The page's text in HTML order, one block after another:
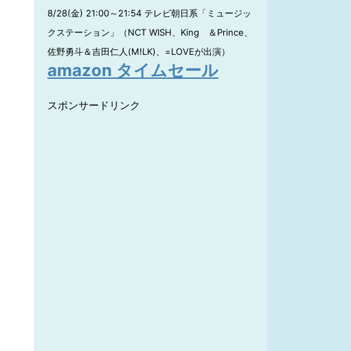
8/28(金) 21:00～21:54 テレビ朝日系「ミュージッ
クステーション」（NCT WISH、King ＆Prince、
佐野勇斗＆吉田仁人(M!LK)、=LOVEが出演）
amazon タイムセール
スポンサードリンク